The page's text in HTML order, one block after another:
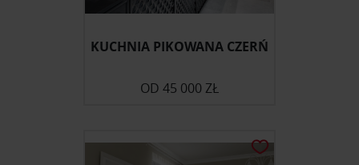
KUCHNIA PIKOWANA CZERŃ
OD 45 000 ZŁ